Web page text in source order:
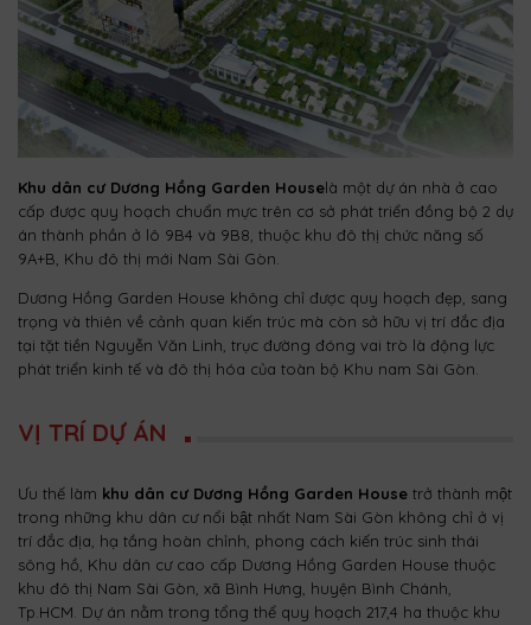
Khu dân cư Dương Hồng Garden Houselà một dự án nhà ở cao
cấp được quy hoạch chuẩn mực trên cơ sở phát triển đồng bộ 2 dự
án thành phần ở lô 9B4 và 9B8, thuộc khu đô thị chức năng số
9A+B, Khu đô thị mới Nam Sài Gòn.
Dương Hồng Garden House không chỉ được quy hoạch đẹp, sang
trọng và thiên về cảnh quan kiến trúc mà còn sở hữu vị trí đắc địa
tại tặt tiền Nguyễn Văn Linh, trục đường đóng vai trò là động lực
phát triển kinh tế và đô thị hóa của toàn bộ Khu nam Sài Gòn.
VỊ TRÍ DỰ ÁN
Ưu thế làm khu dân cư Dương Hồng Garden House trở thành một
trong những khu dân cư nổi bật nhất Nam Sài Gòn không chỉ ở vị
trí đắc địa, hạ tầng hoàn chỉnh, phong cách kiến trúc sinh thái
sông hồ, Khu dân cư cao cấp Dương Hồng Garden House thuộc
khu đô thị Nam Sài Gòn, xã Bình Hưng, huyện Bình Chánh,
Tp.HCM. Dự án nằm trong tổng thể quy hoạch 217,4 ha thuộc khu